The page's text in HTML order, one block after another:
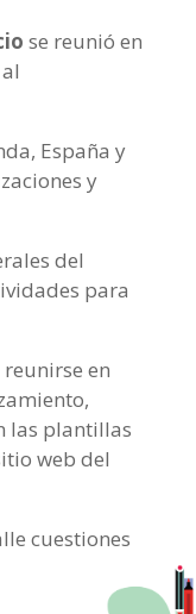
se reunió en
España y
y
del
para
reunirse en
las plantillas
web del
cuestiones